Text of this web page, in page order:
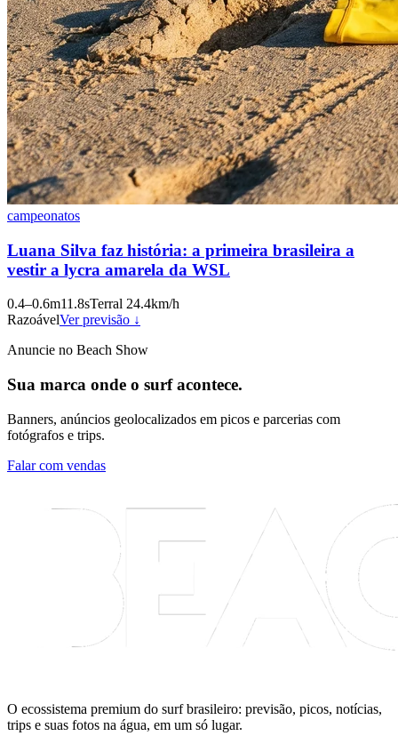
campeonatos
Luana Silva faz história: a primeira brasileira a
vestir a lycra amarela da WSL
0.4–0.6m11.8sTerral 24.4km/h
RazoávelVer previsão ↓
Anuncie no Beach Show
Sua marca onde o surf acontece.
Banners, anúncios geolocalizados em picos e parcerias com
fotógrafos e trips.
Falar com vendas
O ecossistema premium do surf brasileiro: previsão, picos, notícias,
trips e suas fotos na água, em um só lugar.